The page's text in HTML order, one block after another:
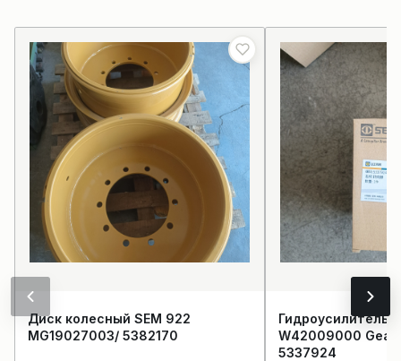
Диск колесный SEM 922
MG19027003/ 5382170
Гидроусилитель
W42009000 Gear
5337924